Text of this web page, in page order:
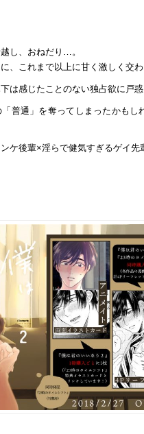
し、おねだり…。
、これまで以上に甘く激しく交わ
は感じたことのない独占欲に戸
普通」を奪ってしまったかも
ケ後輩×淫らで健気すぎるゲイ先